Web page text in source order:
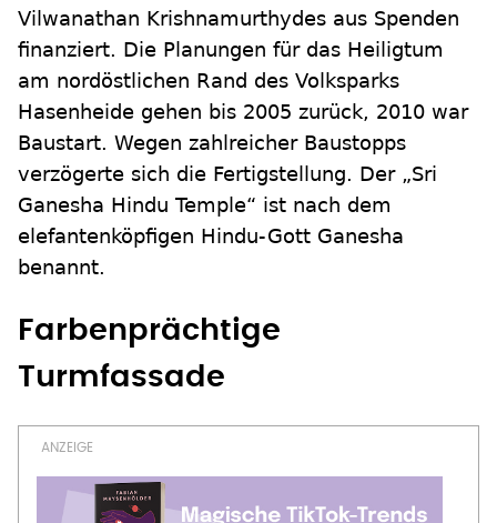
Vilwanathan Krishnamurthydes aus Spenden
finanziert. Die Planungen für das Heiligtum
am nordöstlichen Rand des Volksparks
Hasenheide gehen bis 2005 zurück, 2010 war
Baustart. Wegen zahlreicher Baustopps
verzögerte sich die Fertigstellung. Der „Sri
Ganesha Hindu Temple“ ist nach dem
elefantenköpfigen Hindu-Gott Ganesha
benannt.
Farbenprächtige
Turmfassade